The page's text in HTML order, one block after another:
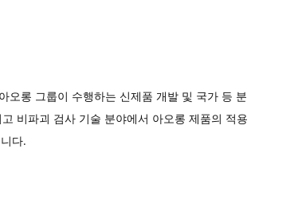
오롱 그룹이 수행하는 신제품 개발 및 국가 등 분
비파괴 검사 기술 분야에서 아오롱 제품의 적용
다.